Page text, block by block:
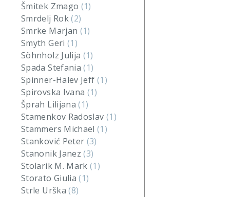
Šmitek Zmago (1)
Smrdelj Rok(2)
Smrke Marjan (1)
Smyth Geri (1)
Söhnholz Julija (1)
Spada Stefania(1)
Spinner-Halev Jeff (1)
Spirovska Ivana (1)
Šprah Lilijana(1)
Stamenkov Radoslav (1)
Stammers Michael(1)
Stanković Peter (3)
Stanonik Janez(3)
Stolarik M. Mark(1)
Storato Giulia(1)
Strle Urška(8)